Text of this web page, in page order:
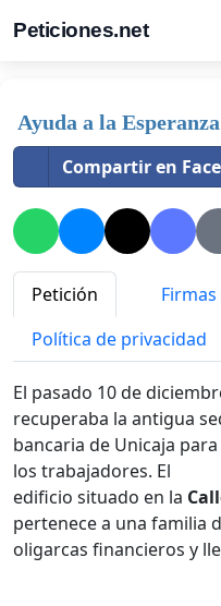
Peticiones.net
Ayuda a la
Compartir en
Petición Firmas
Política de privacidad
El pasado 10 de
recuperaba la antigua
bancaria de Unicaja
los trabajadores. El
edificio situado en la
pertenece a una familia
oligarcas financieros y